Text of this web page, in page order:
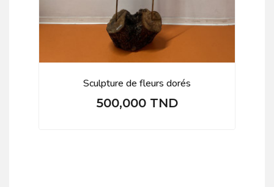
Sculpture de fleurs dorés
Prix
500,000 TND